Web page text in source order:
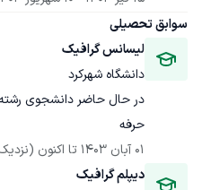
سوابق تحصیلی
لیسانس گرافیک
دانشگاه شهرکرد
در حال حاضر دانشجوی رشته
حرفه
01 آبان 1403
تا اکنون (نزدیک 2
دیپلم گرافیک